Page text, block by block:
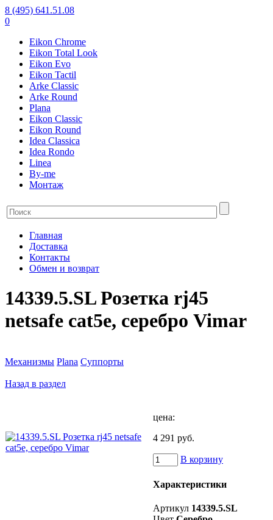
8 (495) 641.51.08
0
Eikon Chrome
Eikon Total Look
Eikon Evo
Eikon Tactil
Arke Classic
Arke Round
Plana
Eikon Classic
Eikon Round
Idea Classica
Idea Rondo
Linea
By-me
Монтаж
Главная
Доставка
Контакты
Обмен и возврат
14339.5.SL Розетка rj45
netsafe cat5e, серебро Vimar
Механизмы Plana Суппорты
Назад в раздел
цена:
4 291 руб.
В корзину
Характеристики
Артикул 14339.5.SL